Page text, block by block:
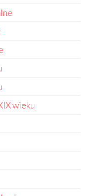
wieku